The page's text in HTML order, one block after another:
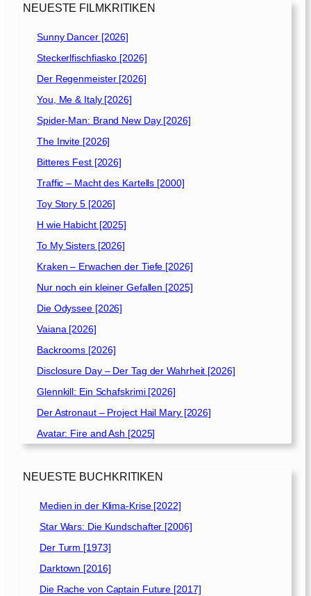
NEUESTE FILMKRITIKEN
Sunny Dancer [2026]
Steckerlfischfiasko [2026]
Der Regenmeister [2026]
You, Me & Italy [2026]
Spider-Man: Brand New Day [2026]
The Invite [2026]
Bitteres Fest [2026]
Traffic – Macht des Kartells [2000]
Toy Story 5 [2026]
H wie Habicht [2025]
To My Sisters [2026]
Kraken – Erwachen der Tiefe [2026]
Nur noch ein kleiner Gefallen [2025]
Die Odyssee [2026]
Vaiana [2026]
Backrooms [2026]
Disclosure Day – Der Tag der Wahrheit [2026]
Glennkill: Ein Schafskrimi [2026]
Der Astronaut – Project Hail Mary [2026]
Avatar: Fire and Ash [2025]
NEUESTE BUCHKRITIKEN
Medien in der Klima-Krise [2022]
Star Wars: Die Kundschafter [2006]
Der Turm [1973]
Darktown [2016]
Die Rache von Captain Future [2017]